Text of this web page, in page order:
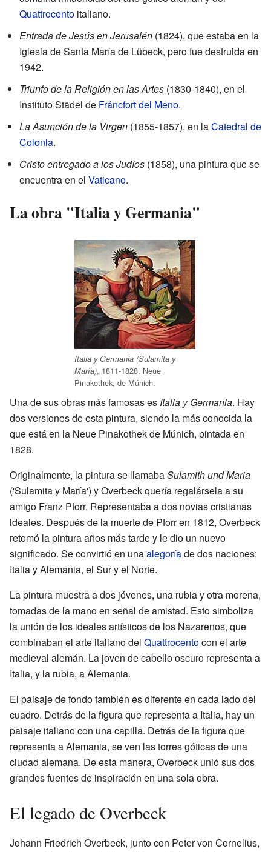
Quattrocento italiano.
Entrada de Jesús en Jerusalén (1824), que estaba en la
Iglesia de Santa María de Lübeck, pero fue destruida en
1942.
Triunfo de la Religión en las Artes (1830-1840), en el
Instituto Städel de Fráncfort del Meno.
La Asunción de la Virgen (1855-1857), en laCatedral de
Colonia.
Cristo entregado a los Judíos (1858), una pintura que se
encuentra en el Vaticano.
La obra "Italia y Germania"
Italia y Germania (Sulamita y
María), 1811-1828, Neue
Pinakothek, de Múnich.
Una de sus obras más famosas es Italia y Germania. Hay
dos versiones de esta pintura, siendo la más conocida la
que está en la Neue Pinakothek de Múnich, pintada en
1828.
Originalmente, la pintura se llamabaSulamith und Maria
('Sulamita y María') y Overbeck quería regalársela a su
amigo Franz Pforr. Representaba a dos novias cristianas
ideales. Después de la muerte de Pforr en 1812, Overbeck
retomó la pintura años más tarde y le dio un nuevo
significado. Se convirtió en unaalegoríade dos naciones:
Italia y Alemania, el Sur y el Norte.
La pintura muestra a dos jóvenes, una rubia y otra morena,
tomadas de la mano en señal de amistad. Esto simboliza
la unión de los ideales artísticos de los Nazarenos, que
combinaban el arte italiano del Quattrocentocon el arte
medieval alemán. La joven de cabello oscuro representa a
Italia, y la rubia, a Alemania.
El paisaje de fondo también es diferente en cada lado del
cuadro. Detrás de la figura que representa a Italia, hay un
paisaje italiano con una capilla. Detrás de la figura que
representa a Alemania, se ven las torres góticas de una
ciudad alemana. De esta manera, Overbeck unió sus dos
grandes fuentes de inspiración en una sola obra.
El legado de Overbeck
Johann Friedrich Overbeck, junto con Peter von Cornelius,